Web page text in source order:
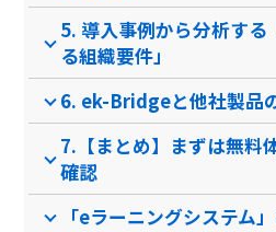
オリジナルコンテンツ作成
診察券アプリ
クリップアート
マルチデバイス対応
レポート機能
5. 導入事例から分析す
る組織要件」
6. ek-Bridgeと他社製品
7.【まとめ】まずは無料
確認
「eラーニングシステム